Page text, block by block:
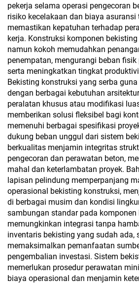
pekerja selama operasi pengecoran
risiko kecelakaan dan biaya asuransi
memastikan kepatuhan terhadap
kerja. Konstruksi komponen
namun kokoh memudahkan
penempatan, mengurangi beban
serta meningkatkan tingkat
Bekisting konstruksi yang serba
dengan berbagai kebutuhan
peralatan khusus atau modifikasi
memberikan solusi fleksibel bagi
memenuhi berbagai spesifikasi
dukung beban unggul dari sistem
berkualitas menjamin integritas
pengecoran dan perawatan beton,
mahal dan keterlambatan proyek.
lapisan pelindung memperpanjang
operasional bekisting konstruksi,
di berbagai musim dan kondisi
sambungan standar pada
memungkinkan integrasi tanpa
inventaris bekisting yang sudah ada,
memaksimalkan pemanfaatan
pengembalian investasi. Sistem
memerlukan prosedur perawatan
biaya operasional dan menjamin